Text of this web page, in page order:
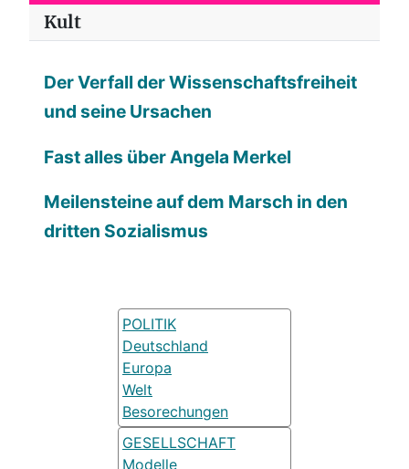
Kult
Der Verfall der Wissenschaftsfreiheit
und seine Ursachen
Fast alles über Angela Merkel
Meilensteine auf dem Marsch in den
dritten Sozialismus
POLITIK
Deutschland
Europa
Welt
Besorechungen
GESELLSCHAFT
Modelle